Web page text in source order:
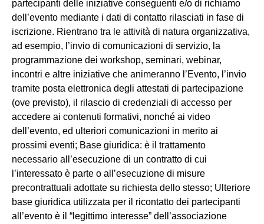
partecipanti delle iniziative conseguenti e/o di richiamo
dell’evento mediante i dati di contatto rilasciati in fase di
iscrizione. Rientrano tra le attività di natura organizzativa,
ad esempio, l’invio di comunicazioni di servizio, la
programmazione dei workshop, seminari, webinar,
incontri e altre iniziative che animeranno l’Evento, l’invio
tramite posta elettronica degli attestati di partecipazione
(ove previsto), il rilascio di credenziali di accesso per
accedere ai contenuti formativi, nonché ai video
dell’evento, ed ulteriori comunicazioni in merito ai
prossimi eventi; Base giuridica: è il trattamento
necessario all’esecuzione di un contratto di cui
l’interessato è parte o all’esecuzione di misure
precontrattuali adottate su richiesta dello stesso; Ulteriore
base giuridica utilizzata per il ricontatto dei partecipanti
all’evento è il “legittimo interesse” dell’associazione